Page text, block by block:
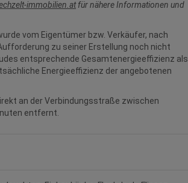
immobilien.atfür nähere Informationen und
vom Eigentümer bzw. Verkäufer, nach
zu seiner Erstellung noch nicht
entsprechende Gesamtenergieeffizienz als
Energieeffizienz der angebotenen
an der Verbindungsstraße zwischen
entfernt.